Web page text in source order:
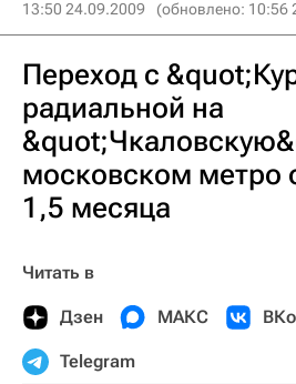
13:50 24.09.2009 (обновлено: 10:56
Переход с
радиальной на
московском метро
1,5 месяца
Читать в
Дзен МАКС
Telegram